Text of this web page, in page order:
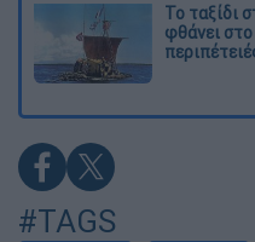
Το ταξίδι
φθάνει
#TAGS